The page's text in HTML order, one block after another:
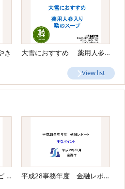
き 大雪におすすめ 薬用人参入り鶏のスープ
View list
寒い季節にお勧めのレシピ 海老と野菜のピリ辛炒め 平成28事務年度 金融レポート